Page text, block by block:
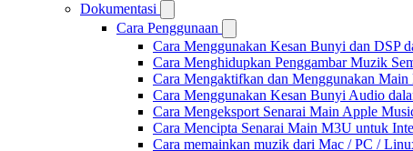
Dokumentasi
Cara Penggunaan
Cara Menggunakan Kesan Bunyi dan DSP
Cara Menghidupkan Penggambar Muzik
Cara Mengaktifkan dan Menggunakan
Cara Menggunakan Kesan Bunyi Audio
Cara Mengeksport Senarai Main Apple
Cara Mencipta Senarai Main M3U untuk
Cara memainkan muzik dari Mac / PC /